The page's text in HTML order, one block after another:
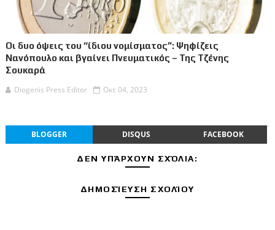
Οι δυο όψεις του “ίδιου νομίσματος”: Ψηφίζεις
Νανόπουλο και βγαίνει Πνευματικός – Της Τζένης
Σουκαρά
Diogenis Press Editor
Οκτ 04, 2023
BLOGGER DISQUS FACEBOOK
ΔΕΝ ΥΠΆΡΧΟΥΝ ΣΧΌΛΙΑ:
ΔΗΜΟΣΊΕΥΣΗ ΣΧΟΛΊΟΥ